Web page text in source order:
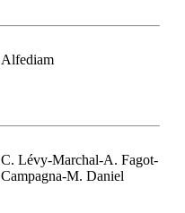
Alfediam
C. Lévy-Marchal-A. Fagot-
Campagna-M. Daniel